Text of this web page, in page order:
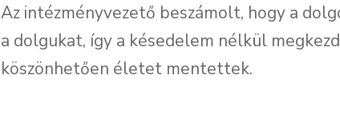
Az intézményvezető beszámolt, hogy a
a dolgukat, így a késedelem nélkül
köszönhetően életet mentettek.